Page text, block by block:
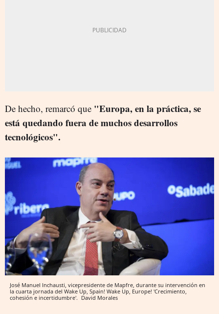
De hecho, remarcó que "Europa, en la práctica, se
está quedando fuera de muchos desarrollos
tecnológicos".
José Manuel Inchausti, vicepresidente de Mapfre, durante su intervención en
la cuarta jornada del Wake Up, Spain! Wake Up, Europe! 'Crecimiento,
cohesión e incertidumbre'. David Morales